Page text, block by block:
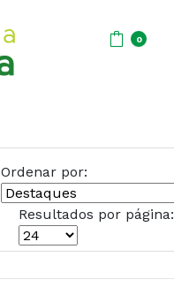
0
Ordenar por:
Resultados por página: